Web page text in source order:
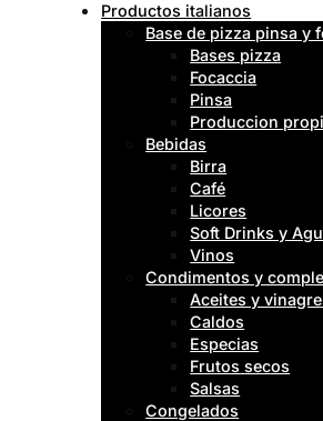
Productos italianos
Base de pizza pinsa y
Bases pizza
Focaccia
Pinsa
Produccion
Bebidas
Birra
Café
Licores
Soft Drinks y
Vinos
Condimentos y
Aceites y
Caldos
Especias
Frutos secos
Salsas
Congelados